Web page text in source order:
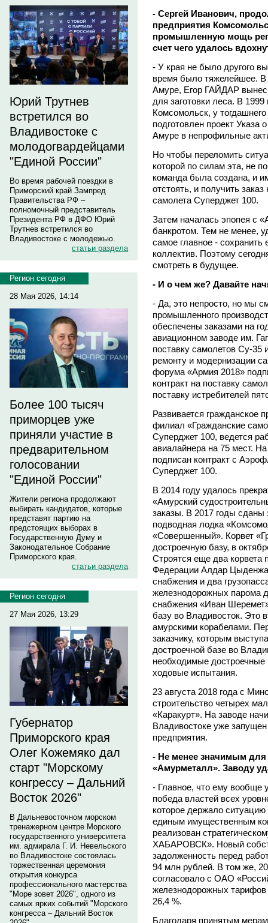
Юрий Трутнев
встретился во
Владивостоке с
молодогвардейцами
"Единой России"
Во время рабочей поездки в
Приморский край Зампред
Правительства РФ –
полномочный представитель
Президента РФ в ДФО Юрий
Трутнев встретился во
Владивостоке с молодежью.
статьи раздела
Регион сегодня
28 Мая 2026, 14:14
Более 100 тысяч
приморцев уже
приняли участие в
предварительном
голосовании
"Единой России"
Жители региона продолжают
выбирать кандидатов, которые
представят партию на
предстоящих выборах в
Государственную Думу и
Законодательное Собрание
Приморского края.
статьи раздела
Регион сегодня
27 Мая 2026, 13:29
Губернатор
Приморского края
Олег Кожемяко дал
старт "Морскому
конгрессу – Дальний
Восток 2026"
В Дальневосточном морском
тренажерном центре Морского
государственного университета
им. адмирала Г. И. Невельского
во Владивостоке состоялась
торжественная церемония
открытия конкурса
профессионального мастерства
"Море зовет 2026", одного из
самых ярких событий "Морского
конгресса – Дальний Восток
- Сергей Иванович,
предприятия
промышленную мощь
счет чего удалось
- У края не было другого
время было тяжелейшее. В
Амуре, Егор ГАЙДАР вынес
для заготовки леса. В
Комсомольск, у
подготовлен проект Указа
Амуре в непрофильные
Но чтобы переломить
которой по силам эта, не
команда была создана, и
отстоять, и получить
самолета Суперджет 100.
Затем началась эпопея с
банкротом. Тем не менее,
самое главное -
коллектив. Поэтому
смотреть в будущее.
- И о чем же? Давайте
- Да, это непросто, но мы
промышленного
обеспечены заказами на
авиационном заводе им.
поставку самолетов Су-
ремонту и модернизации
форума «Армия 2018»
контракт на поставку
поставку истребителей
Развивается гражданское
филиал «Гражданские
Суперджет 100, ведется
авиалайнера на 75 мест.
подписан контракт с
Суперджет 100.
В 2014 году удалось
«Амурский
заказы. В 2017 годы сданы
подводная лодка
«Совершенный». Корвет
достроечную базу, в
Строятся еще два корвета
Федерации Алдар
снабжения и два
железнодорожных парома
снабжения «Иван
базу во Владивосток. Это
амурскими корабелами.
заказчику, которым
достроечной базе во
необходимые
ходовые испытания.
23 августа 2018 года с
строительство четырех
«Каракурт». На заводе
Владивостоке уже
предприятия.
- Не менее значимым для
«Амурметалл». Заводу
- Главное, что ему вообще
победа властей всех
которое держало ситуацию
единым имущественным
реализован
ХАБАРОВСК». Новый
задолженность перед
94 млн рублей. В том же,
согласовало с ОАО
железнодорожных
26,4 %.
Благодаря принятым